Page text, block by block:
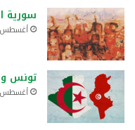
سورية
أغسطس 7, 2026
تونس
أغسطس 7, 2026